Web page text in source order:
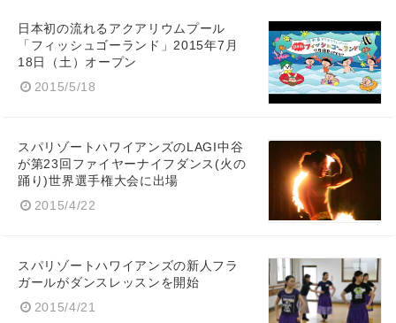
日本初の流れるアクアリウムプール
「フィッシュゴーランド」2015年7月
18日（土）オープン
2015/5/18
スパリゾートハワイアンズのLAGI中谷
が第23回ファイヤーナイフダンス(火の
踊り)世界選手権大会に出場
2015/4/22
スパリゾートハワイアンズの新人フラ
ガールがダンスレッスンを開始
2015/4/21
English